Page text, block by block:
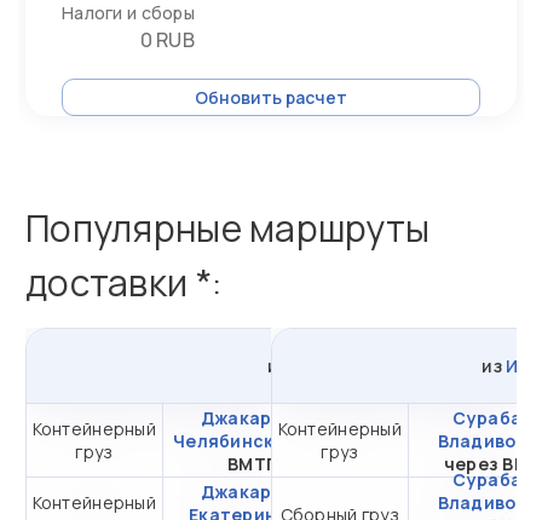
Налоги и сборы
0 RUB
Обновить расчет
Популярные маршруты
доставки *:
из
Контейнерный
груз
Джакарта -
Челябинск через
ВМТП
от 377 559,25 ₽ за
20DC
Контейнерный
Джакарта -
Екатеринбург
от 341 210,96 ₽ за
из
Контейнерный
груз
Сурабая
через
Сборный груз
Сурабая